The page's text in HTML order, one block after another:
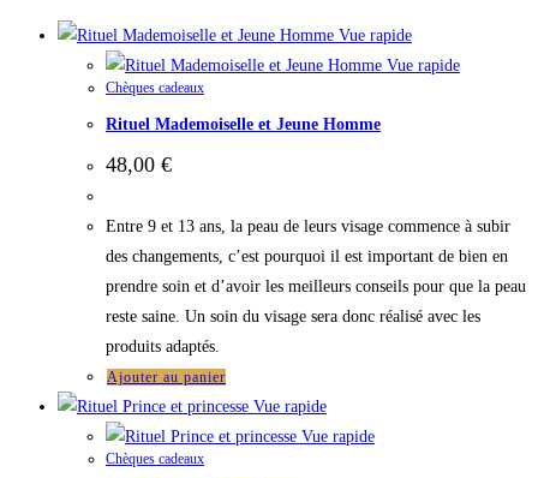
Vue rapide
Vue rapide
Chèques cadeaux
Rituel Mademoiselle et Jeune Homme
48,00 €
Entre 9 et 13 ans, la peau de leurs visage commence à subir
des changements, c’est pourquoi il est important de bien en
prendre soin et d’avoir les meilleurs conseils pour que la peau
reste saine. Un soin du visage sera donc réalisé avec les
produits adaptés.
Ajouter au panier
Vue rapide
Vue rapide
Chèques cadeaux